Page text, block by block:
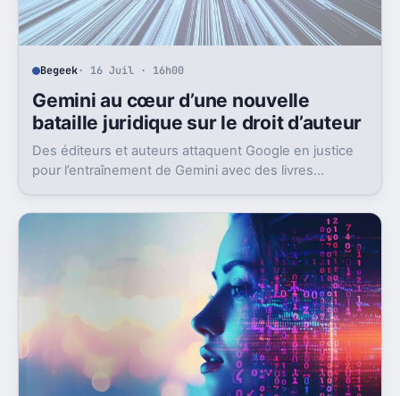
Begeek· 16 Juil · 16h00
Gemini au cœur d’une nouvelle
bataille juridique sur le droit d’auteur
Des éditeurs et auteurs attaquent Google en justice
pour l’entraînement de Gemini avec des livres